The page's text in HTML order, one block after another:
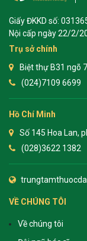
Giấy ĐKKD số:
Nội cấp ngày 22/2/
Trụ sở chính
Biệt thự B31 ngõ
(024)7109 6699
Hồ Chí Minh
Số 145 Hoa Lan,
(028)3622 1382
VỀ CHÚNG TÔI
Về chúng tôi